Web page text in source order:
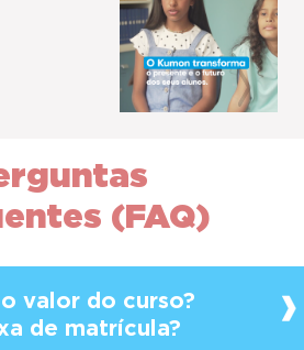
Next
(FAQ)
valor do curso?
de matrícula?